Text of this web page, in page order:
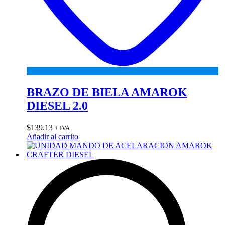
BRAZO DE BIELA AMAROK
DIESEL 2.0
$139.13 + IVA
Añadir al carrito